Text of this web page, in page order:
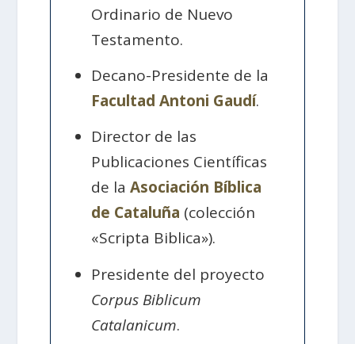
Ordinario de Nuevo
Testamento.
Decano-Presidente de la
Facultad Antoni Gaudí.
Director de las
Publicaciones Científicas
de laAsociación Bíblica
de Cataluña (colección
«Scripta Biblica»).
Presidente del proyecto
Corpus Biblicum
Catalanicum.